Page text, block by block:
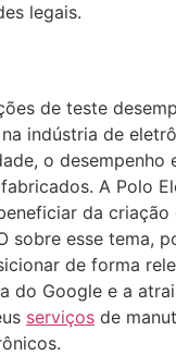
legais.
de teste
indústria de
o desempenho
A Polo
da criação
sobre esse tema,
de forma
do Google e a
serviços de